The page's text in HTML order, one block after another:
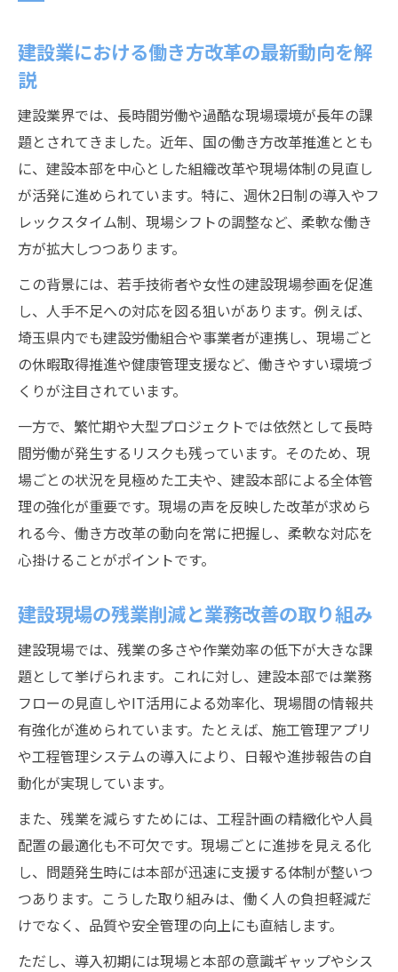
建設業における働き方改革の最新動向を解
説
建設業界では、長時間労働や過酷な現場環境が長年の課
題とされてきました。近年、国の働き方改革推進ととも
に、建設本部を中心とした組織改革や現場体制の見直し
が活発に進められています。特に、週休2日制の導入やフ
レックスタイム制、現場シフトの調整など、柔軟な働き
方が拡大しつつあります。
この背景には、若手技術者や女性の建設現場参画を促進
し、人手不足への対応を図る狙いがあります。例えば、
埼玉県内でも建設労働組合や事業者が連携し、現場ごと
の休暇取得推進や健康管理支援など、働きやすい環境づ
くりが注目されています。
一方で、繁忙期や大型プロジェクトでは依然として長時
間労働が発生するリスクも残っています。そのため、現
場ごとの状況を見極めた工夫や、建設本部による全体管
理の強化が重要です。現場の声を反映した改革が求めら
れる今、働き方改革の動向を常に把握し、柔軟な対応を
心掛けることがポイントです。
建設現場の残業削減と業務改善の取り組み
建設現場では、残業の多さや作業効率の低下が大きな課
題として挙げられます。これに対し、建設本部では業務
フローの見直しやIT活用による効率化、現場間の情報共
有強化が進められています。たとえば、施工管理アプリ
や工程管理システムの導入により、日報や進捗報告の自
動化が実現しています。
また、残業を減らすためには、工程計画の精緻化や人員
配置の最適化も不可欠です。現場ごとに進捗を見える化
し、問題発生時には本部が迅速に支援する体制が整いつ
つあります。こうした取り組みは、働く人の負担軽減だ
けでなく、品質や安全管理の向上にも直結します。
ただし、導入初期には現場と本部の意識ギャップやシス